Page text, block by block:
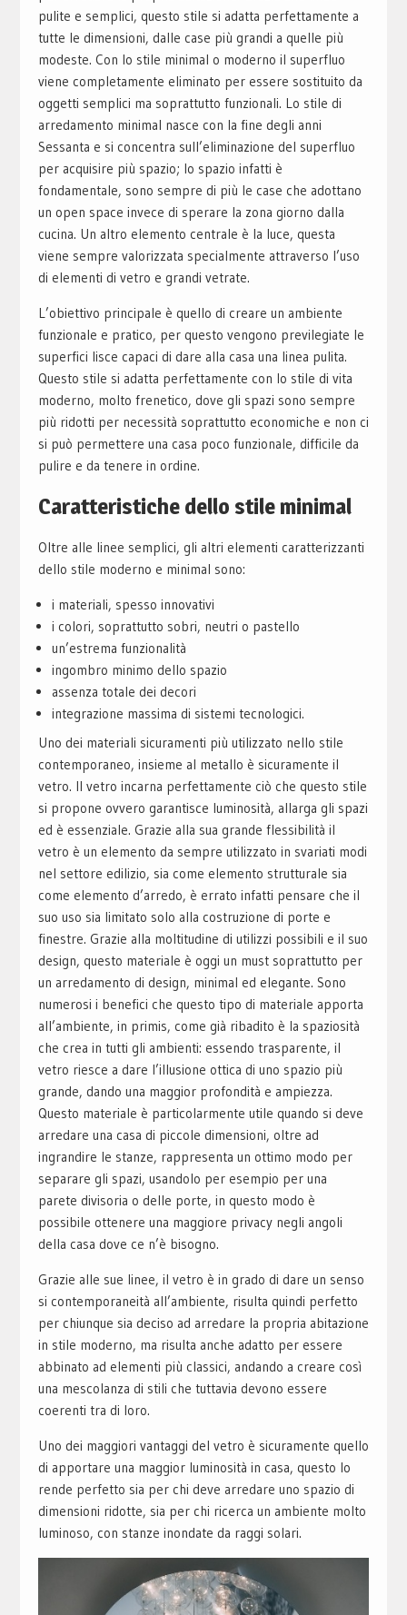
pulite e semplici, questo stile si adatta perfettamente a
tutte le dimensioni, dalle case più grandi a quelle più
modeste. Con lo stile minimal o moderno il superfluo
viene completamente eliminato per essere sostituito da
oggetti semplici ma soprattutto funzionali. Lo stile di
arredamento minimal nasce con la fine degli anni
Sessanta e si concentra sull’eliminazione del superfluo
per acquisire più spazio; lo spazio infatti è
fondamentale, sono sempre di più le case che adottano
un open space invece di sperare la zona giorno dalla
cucina. Un altro elemento centrale è la luce, questa
viene sempre valorizzata specialmente attraverso l’uso
di elementi di vetro e grandi vetrate.
L’obiettivo principale è quello di creare un ambiente
funzionale e pratico, per questo vengono previlegiate le
superfici lisce capaci di dare alla casa una linea pulita.
Questo stile si adatta perfettamente con lo stile di vita
moderno, molto frenetico, dove gli spazi sono sempre
più ridotti per necessità soprattutto economiche e non ci
si può permettere una casa poco funzionale, difficile da
pulire e da tenere in ordine.
Caratteristiche dello stile minimal
Oltre alle linee semplici, gli altri elementi caratterizzanti
dello stile moderno e minimal sono:
i materiali, spesso innovativi
i colori, soprattutto sobri, neutri o pastello
un’estrema funzionalità
ingombro minimo dello spazio
assenza totale dei decori
integrazione massima di sistemi tecnologici.
Uno dei materiali sicuramenti più utilizzato nello stile
contemporaneo, insieme al metallo è sicuramente il
vetro. Il vetro incarna perfettamente ciò che questo stile
si propone ovvero garantisce luminosità, allarga gli spazi
ed è essenziale. Grazie alla sua grande flessibilità il
vetro è un elemento da sempre utilizzato in svariati modi
nel settore edilizio, sia come elemento strutturale sia
come elemento d’arredo, è errato infatti pensare che il
suo uso sia limitato solo alla costruzione di porte e
finestre. Grazie alla moltitudine di utilizzi possibili e il suo
design, questo materiale è oggi un must soprattutto per
un arredamento di design, minimal ed elegante. Sono
numerosi i benefici che questo tipo di materiale apporta
all’ambiente, in primis, come già ribadito è la spaziosità
che crea in tutti gli ambienti: essendo trasparente, il
vetro riesce a dare l’illusione ottica di uno spazio più
grande, dando una maggior profondità e ampiezza.
Questo materiale è particolarmente utile quando si deve
arredare una casa di piccole dimensioni, oltre ad
ingrandire le stanze, rappresenta un ottimo modo per
separare gli spazi, usandolo per esempio per una
parete divisoria o delle porte, in questo modo è
possibile ottenere una maggiore privacy negli angoli
della casa dove ce n’è bisogno.
Grazie alle sue linee, il vetro è in grado di dare un senso
si contemporaneità all’ambiente, risulta quindi perfetto
per chiunque sia deciso ad arredare la propria abitazione
in stile moderno, ma risulta anche adatto per essere
abbinato ad elementi più classici, andando a creare così
una mescolanza di stili che tuttavia devono essere
coerenti tra di loro.
Uno dei maggiori vantaggi del vetro è sicuramente quello
di apportare una maggior luminosità in casa, questo lo
rende perfetto sia per chi deve arredare uno spazio di
dimensioni ridotte, sia per chi ricerca un ambiente molto
luminoso, con stanze inondate da raggi solari.